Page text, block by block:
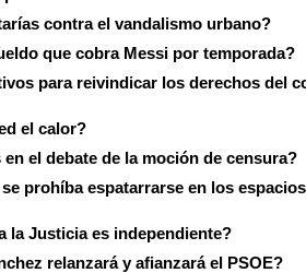
contra el vandalismo urbano?
que cobra Messi por temporada?
para reivindicar los derechos del
el calor?
el debate de la moción de censura?
prohíba espatarrarse en los espacios
la Justicia es independiente?
relanzará y afianzará el PSOE?